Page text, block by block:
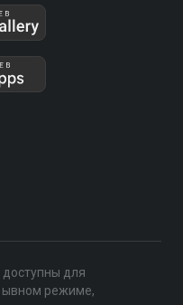
для
режиме,